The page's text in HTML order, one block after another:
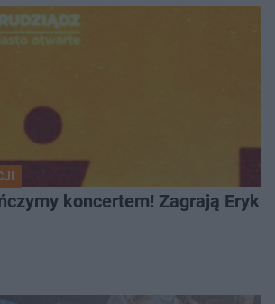
koncertem! Zagrają Eryk